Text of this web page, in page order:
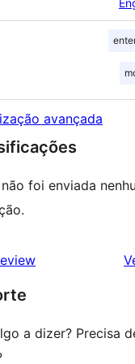
avançada
foi enviada
a dizer? Precisa